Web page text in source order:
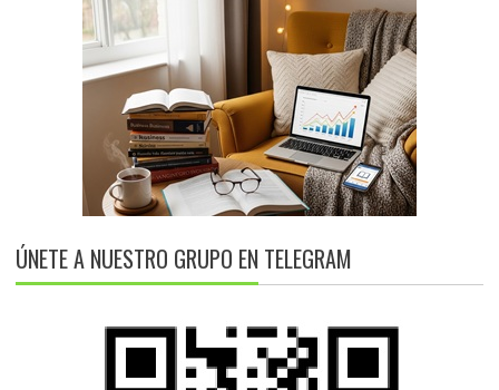
ÚNETE A NUESTRO GRUPO EN TELEGRAM